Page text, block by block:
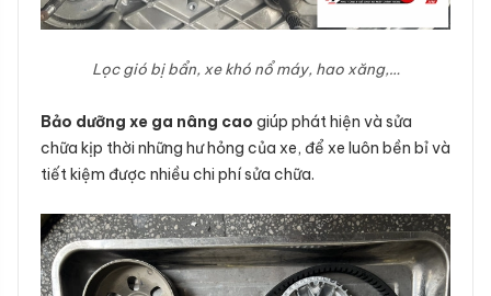
Lọc gió bị bẩn, xe khó nổ máy, hao xăng,…
Bảo dưỡng xe ga nâng cao giúp phát hiện và sửa
chữa kịp thời những hư hỏng của xe, để xe luôn bền bỉ và
tiết kiệm được nhiều chi phí sửa chữa.